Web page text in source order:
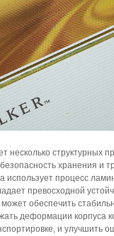
несколько структурных
хранения и
использует процесс
превосходной
обеспечить
деформации корпуса
и улучшить